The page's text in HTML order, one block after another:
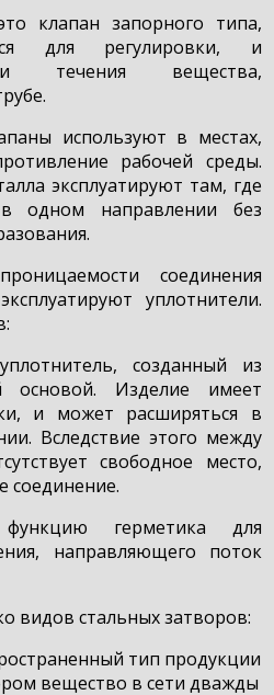
клапан запорного типа,
для регулировки, и
течения вещества,
используют в местах,
рабочей среды.
эксплуатируют там, где
одном направлении без
соединения
уплотнители.
созданный из
основой. Изделие имеет
и может расширяться в
Вследствие этого между
свободное место,
соединение.
герметика для
направляющего поток
видов стальных затворов:
тип продукции
вещество в сети дважды